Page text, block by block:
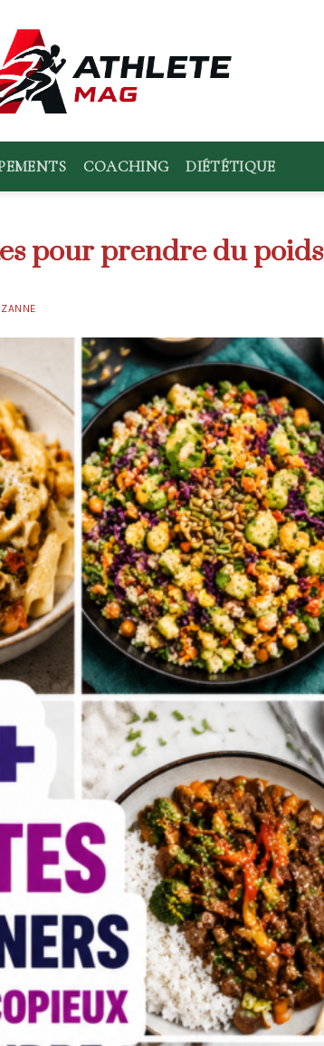
COACHING DIÉTÉTIQUE
pour prendre du poids